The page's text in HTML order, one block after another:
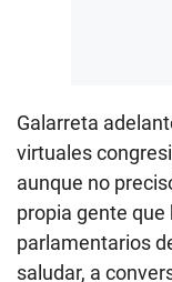
Galarreta
virtuales
aunque no
propia gente que
parlamentarios
saludar, a